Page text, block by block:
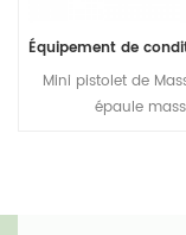
Mini pistolet de
épaule